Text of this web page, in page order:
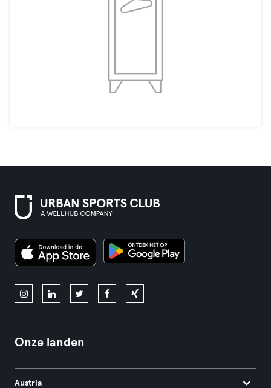
Onze landen
Austria